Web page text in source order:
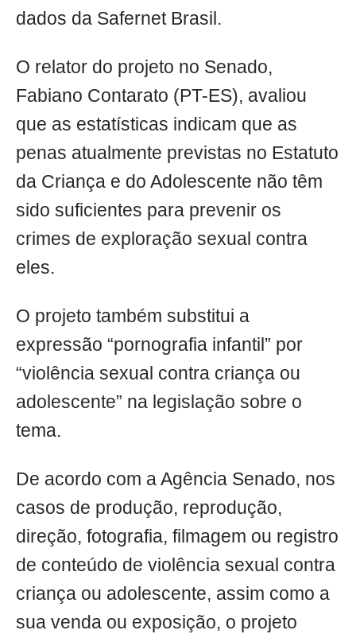
dados da Safernet Brasil.
O relator do projeto no Senado,
Fabiano Contarato (PT-ES), avaliou
que as estatísticas indicam que as
penas atualmente previstas no Estatuto
da Criança e do Adolescente não têm
sido suficientes para prevenir os
crimes de exploração sexual contra
eles.
O projeto também substitui a
expressão “pornografia infantil” por
“violência sexual contra criança ou
adolescente” na legislação sobre o
tema.
De acordo com a Agência Senado, nos
casos de produção, reprodução,
direção, fotografia, filmagem ou registro
de conteúdo de violência sexual contra
criança ou adolescente, assim como a
sua venda ou exposição, o projeto